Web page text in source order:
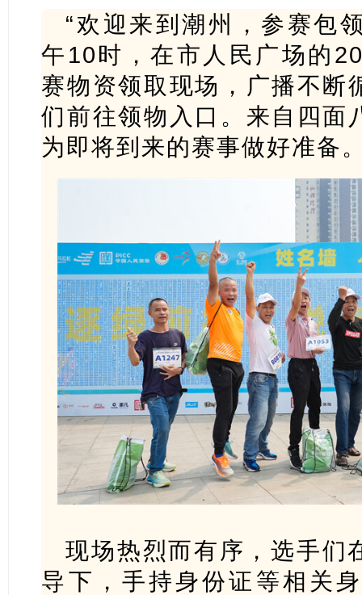
“欢迎来到潮州，参赛
午10时，在市人民广场的
赛物资领取现场，广播不断
们前往领物入口。来自四面
为即将到来的赛事做好准备
现场热烈而有序，选手们
导下，手持身份证等相关